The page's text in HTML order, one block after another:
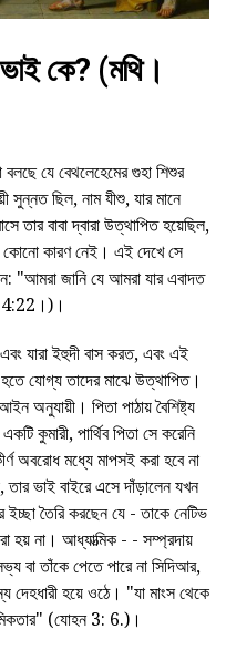
কে? (মথি।
বলছে যে বেথলেহেমের গুহা শিশুর
সুন্নত ছিল, নাম যীশু, যার মানে
তার বাবা দ্বারা উত্থাপিত হয়েছিল,
কোনো কারণ নেই। এই দেখে সে
"আমরা জানি যে আমরা যার এবাদত
4:22।)।
এবং যারা ইহুদী বাস করত, এবং এই
যোগ্য তাদের মাঝে উত্থাপিত।
অনুযায়ী। পিতা পাঠায় বৈশিষ্ট্য
কুমারী, পার্থিব পিতা সে করেনি
অবরোধ মধ্যে মাপসই করা হবে না
ভাই বাইরে এসে দাঁড়ালেন যখন
ইচ্ছা তৈরি করছেন যে - তাকে নেটিভ
হয় না। আধ্যাত্মিক - - সম্প্রদায়
বা তাঁকে পেতে পারে না সিদিআর,
হয়ে ওঠে। "যা মাংস থেকে
(যোহন 3: 6.)।